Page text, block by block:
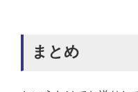
まとめ